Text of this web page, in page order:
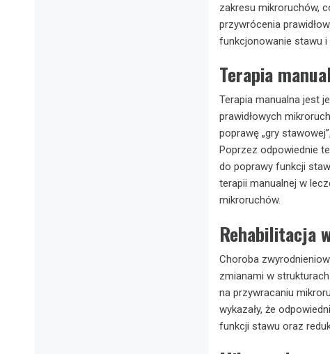
zakresu mikroruchów,
przywrócenia
funkcjonowanie stawu i
Terapia
Terapia manualna jest
prawidłowych
poprawę „gry
Poprzez odpowiednie
do poprawy funkcji
terapii manualnej w
mikroruchów.
Rehabilitacja
Choroba
zmianami w
na przywracaniu
wykazały, że
funkcji stawu oraz